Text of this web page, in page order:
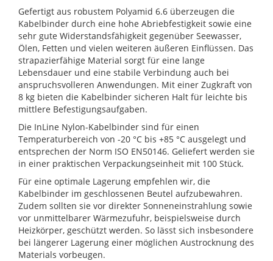
Gefertigt aus robustem Polyamid 6.6 überzeugen die
Kabelbinder durch eine hohe Abriebfestigkeit sowie eine
sehr gute Widerstandsfähigkeit gegenüber Seewasser,
Ölen, Fetten und vielen weiteren äußeren Einflüssen. Das
strapazierfähige Material sorgt für eine lange
Lebensdauer und eine stabile Verbindung auch bei
anspruchsvolleren Anwendungen. Mit einer Zugkraft von
8 kg bieten die Kabelbinder sicheren Halt für leichte bis
mittlere Befestigungsaufgaben.
Die InLine Nylon-Kabelbinder sind für einen
Temperaturbereich von -20 °C bis +85 °C ausgelegt und
entsprechen der Norm ISO EN50146. Geliefert werden sie
in einer praktischen Verpackungseinheit mit 100 Stück.
Für eine optimale Lagerung empfehlen wir, die
Kabelbinder im geschlossenen Beutel aufzubewahren.
Zudem sollten sie vor direkter Sonneneinstrahlung sowie
vor unmittelbarer Wärmezufuhr, beispielsweise durch
Heizkörper, geschützt werden. So lässt sich insbesondere
bei längerer Lagerung einer möglichen Austrocknung des
Materials vorbeugen.